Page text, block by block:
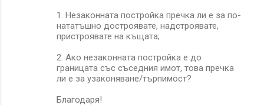
1. Незаконната постройка пречка ли е за по-
нататъшно достроявате, надстроявате,
пристроявате на къщата;
2. Ако незаконната постройка е до
границата със съседния имот, това пречка
ли е за узаконяване/търпимост?
Благодаря!